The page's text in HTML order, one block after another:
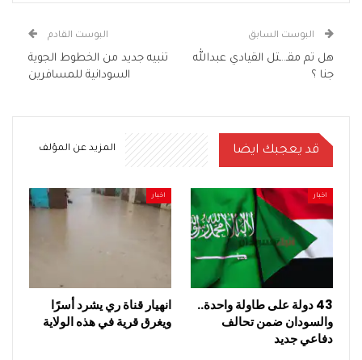
البوست السابق
هل تم مقـ..ـتل القيادي عبدالله
جنا ؟
البوست القادم
تنبيه جديد من الخطوط الجوية
السودانية للمسافرين
قد يعجبك ايضا المزيد عن المؤلف
اخبار
43 دولة على طاولة واحدة..
والسودان ضمن تحالف
دفاعي جديد
اخبار
انهيار قناة ري يشرد أسرًا
ويغرق قرية في هذه الولاية